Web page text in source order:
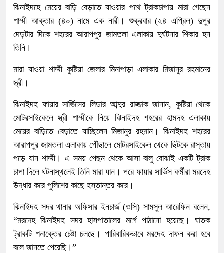
ঝিনাইদহে মেয়ের বাড়ি বেড়াতে যাওয়ার পথে ট্রাকচাপায় মারা গেছেন
শাম্মী আক্তার (৪০) নামে এক নারী। শুক্রবার (২৪ এপ্রিল) দুপুর
দেড়টার দিকে শহরের আরাপপুর জামতলা এলাকায় দুর্ঘটনার শিকার হন
তিনি।
মারা যাওয়া শাম্মী কুষ্টিয়া জেলার মিনাপাড়া এলাকার মিজানুর রহমানের
স্ত্রী।
ঝিনাইদহ ফায়ার সার্ভিসের লিডার আব্দুর রাজ্জাক জানান, কুষ্টিয়া থেকে
মোটরসাইকেলে স্ত্রী শাম্মীকে নিয়ে ঝিনাইদহ শহরের হামদহ এলাকায়
মেয়ের বাড়িতে বেড়াতে যাচ্ছিলেন মিজানুর রহমান। ঝিনাইদহ শহরের
আরাপপুর জামতলা এলাকায় পৌঁছালে মোটরসাইকেল থেকে ছিটকে রাস্তায়
পড়ে যান শাম্মী। এ সময় পেছন থেকে আসা বালু বোঝাই একটি ট্রাক
চাপা দিলে ঘটনাস্থলেই তিনি মারা যান। পরে ফায়ার সার্ভিস কর্মীরা মরদেহ
উদ্ধার করে পুলিশের কাছে হস্তান্তর করে।
ঝিনাইদহ সদর থানার অফিসার ইনচার্জ (ওসি) সামসুল আরেফিন বলেন,
‍“মরদেহ ঝিনাইদহ সদর হাসপাতালের মর্গে পাঠানো হয়েছে। ঘাতক
ট্রাকটি শনাক্তের চেষ্টা চলছে। পারিবারিকভাবে মরদেহ দাফন করা হবে
বলে জানতে পেরেছি।”